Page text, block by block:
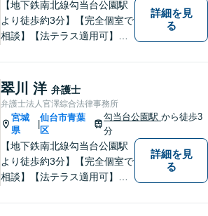
【地下鉄南北線勾当台公園駅
より徒歩約3分】【完全個室で
相談】【法テラス適用可】
い解決を目指し、依頼者の方
とともに解決に向けて歩んで
いきたいと思います。法律問
題でお困りの方はお気軽にご
相談ください。
詳細を見
る
翠川 洋 弁護士
弁護士法人官澤綜合法律事務所
宮城
県
|
仙台市青葉
区
勾当台公園駅から徒歩3
分
【地下鉄南北線勾当台公園駅
より徒歩約3分】【完全個室で
相談】【法テラス適用可】案
争解決を目指す一方で、でき
詳細を見
る